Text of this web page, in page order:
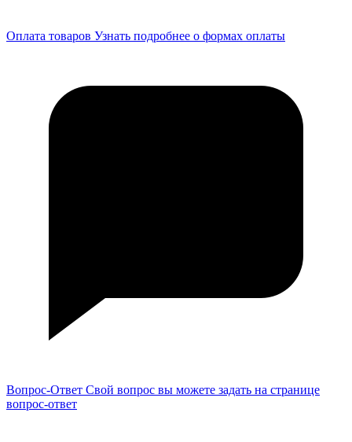
Оплата товаров Узнать подробнее о формах оплаты
Вопрос-Ответ Свой вопрос вы можете задать на странице
вопрос-ответ